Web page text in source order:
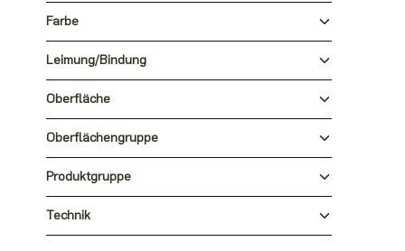
Farbe
Leimung/Bindung
Oberfläche
Oberflächengruppe
Produktgruppe
Technik